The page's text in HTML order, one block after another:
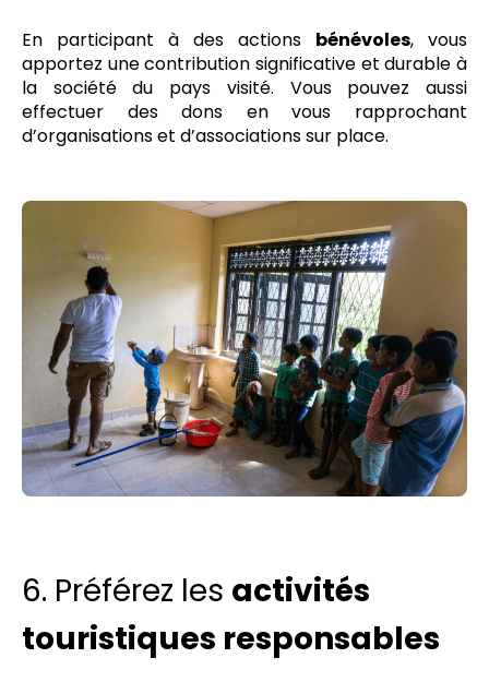
En participant à des actions bénévoles, vous
apportez une contribution significative et durable à
la société du pays visité. Vous pouvez aussi
effectuer des dons en vous rapprochant
d’organisations et d’associations sur place.
6. Préférez les activités
touristiques responsables